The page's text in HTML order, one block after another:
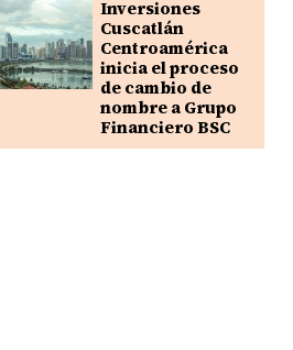
Inversiones
Cuscatlán
Centroamérica
inicia el proceso
de cambio de
nombre a Grupo
Financiero BSC